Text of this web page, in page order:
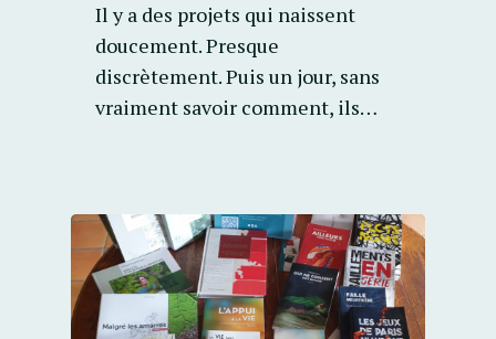
Il y a des projets qui naissent
doucement. Presque
discrètement. Puis un jour, sans
vraiment savoir comment, ils…